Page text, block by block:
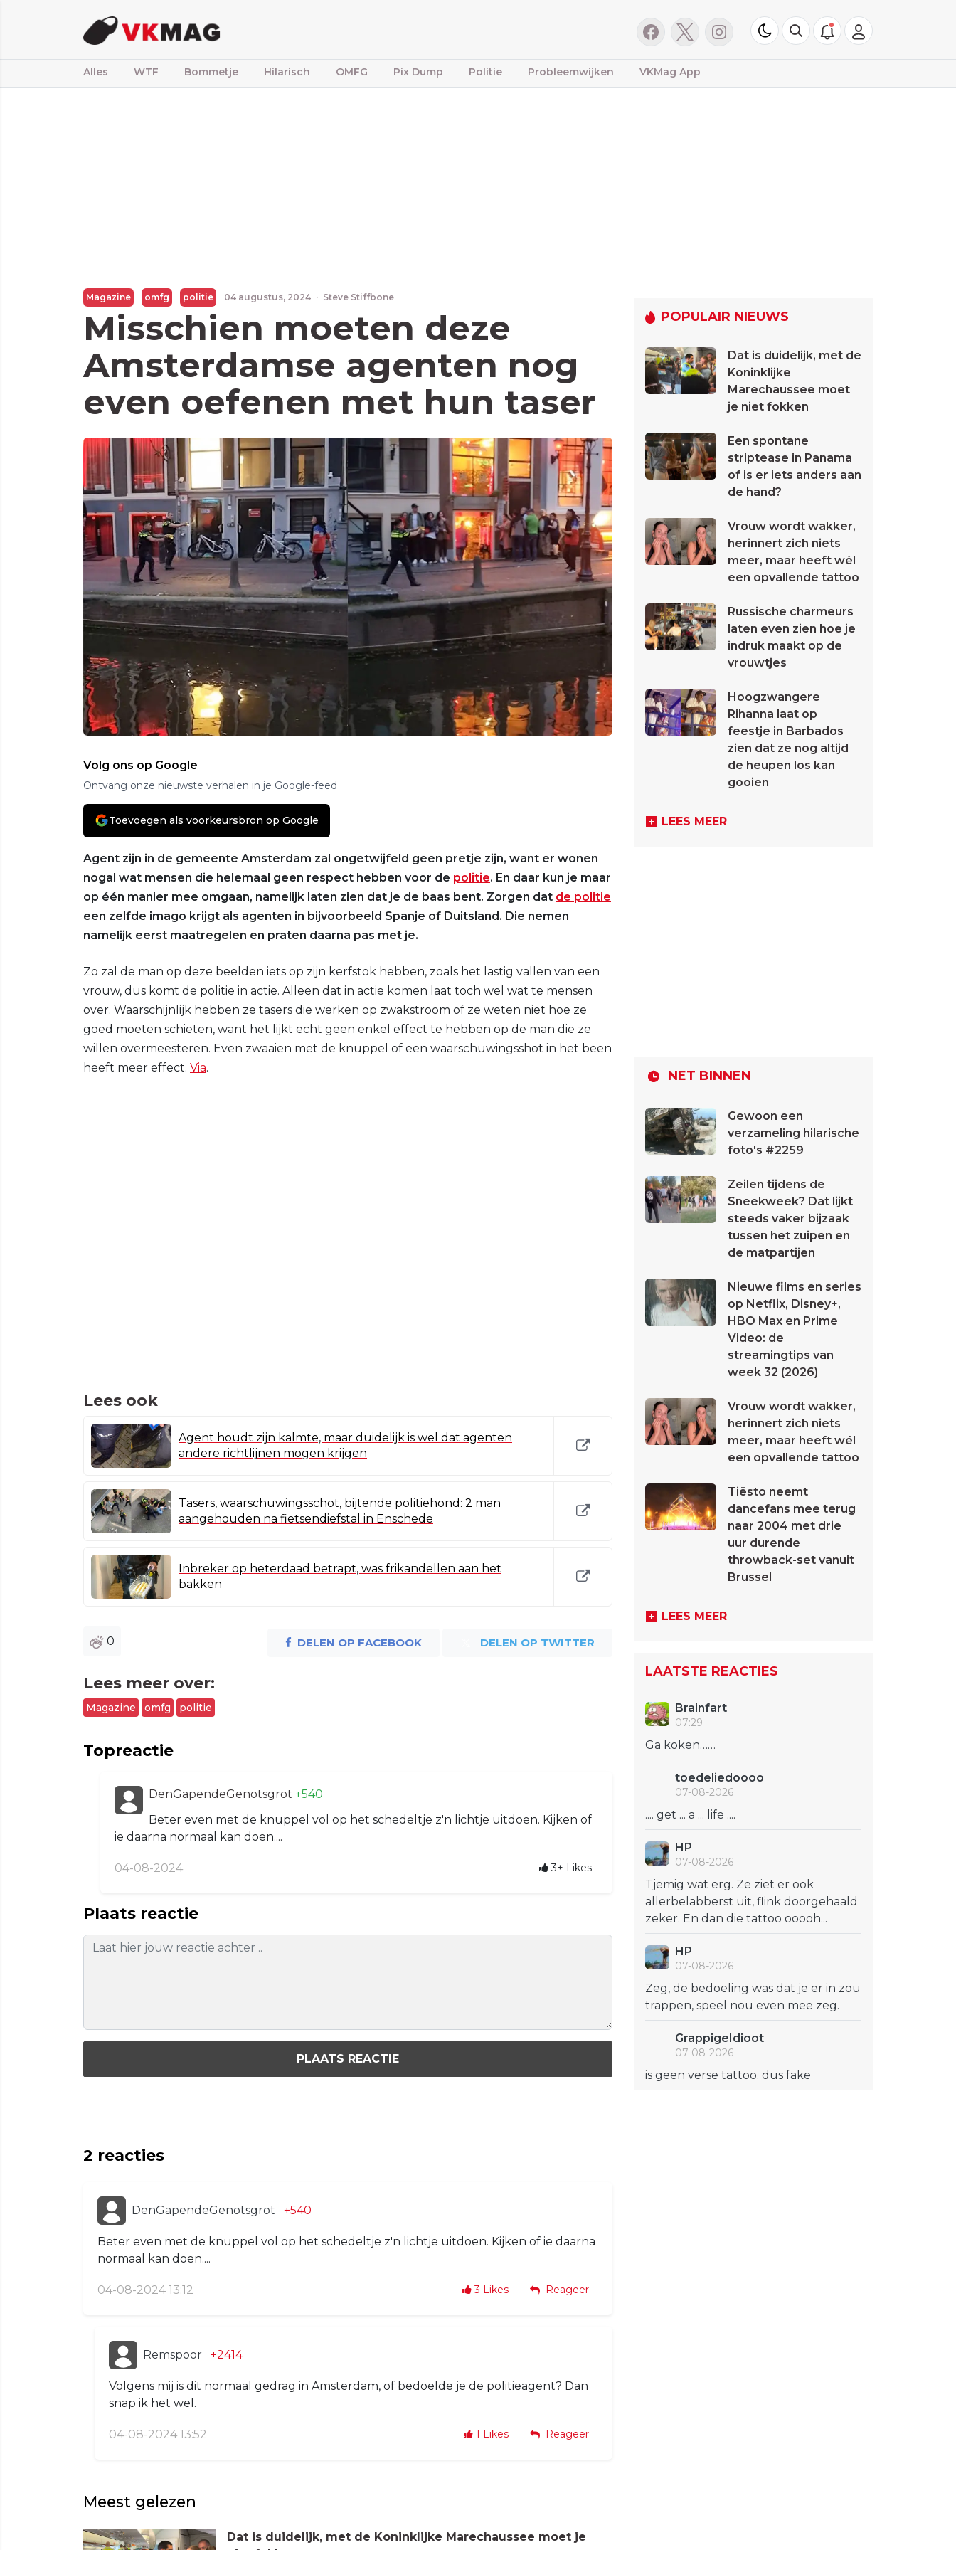
Alles WTF Bommetje Hilarisch OMFG Pix Dump Politie Probleemwijken VKMag App
Magazine omfg politie 04 augustus, 2024 · Steve Stiffbone
Misschien moeten deze
Amsterdamse agenten nog
even oefenen met hun taser
Volg ons op Google
Ontvang onze nieuwste verhalen in je Google-feed
Toevoegen als voorkeursbron op Google
Agent zijn in de gemeente Amsterdam zal ongetwijfeld geen pretje zijn, want er wonen
nogal wat mensen die helemaal geen respect hebben voor de politie. En daar kun je maar
op één manier mee omgaan, namelijk laten zien dat je de baas bent. Zorgen dat de politie
een zelfde imago krijgt als agenten in bijvoorbeeld Spanje of Duitsland. Die nemen
namelijk eerst maatregelen en praten daarna pas met je.
Zo zal de man op deze beelden iets op zijn kerfstok hebben, zoals het lastig vallen van een
vrouw, dus komt de politie in actie. Alleen dat in actie komen laat toch wel wat te mensen
over. Waarschijnlijk hebben ze tasers die werken op zwakstroom of ze weten niet hoe ze
goed moeten schieten, want het lijkt echt geen enkel effect te hebben op de man die ze
willen overmeesteren. Even zwaaien met de knuppel of een waarschuwingsshot in het been
heeft meer effect. Via.
Lees ook
Agent houdt zijn kalmte, maar duidelijk is wel dat agenten
andere richtlijnen mogen krijgen
Tasers, waarschuwingsschot, bijtende politiehond: 2 man
aangehouden na fietsendiefstal in Enschede
Inbreker op heterdaad betrapt, was frikandellen aan het
bakken
0 DELEN OP FACEBOOK DELEN OP TWITTER
Lees meer over:
Magazine omfg politie
Topreactie
DenGapendeGenotsgrot +540
Beter even met de knuppel vol op het schedeltje z'n lichtje uitdoen. Kijken of
ie daarna normaal kan doen....
04-08-2024 3+ Likes
Plaats reactie
PLAATS REACTIE
2 reacties
DenGapendeGenotsgrot +540
Beter even met de knuppel vol op het schedeltje z'n lichtje uitdoen. Kijken of ie daarna
normaal kan doen....
04-08-2024 13:12 3 Likes Reageer
Remspoor +2414
Volgens mij is dit normaal gedrag in Amsterdam, of bedoelde je de politieagent? Dan
snap ik het wel.
04-08-2024 13:52 1 Likes Reageer
Meest gelezen
Dat is duidelijk, met de Koninklijke Marechaussee moet je
POPULAIR NIEUWS
Dat is duidelijk, met de
Koninklijke
Marechaussee moet
je niet fokken
Een spontane
striptease in Panama
of is er iets anders aan
de hand?
Vrouw wordt wakker,
herinnert zich niets
meer, maar heeft wél
een opvallende tattoo
Russische charmeurs
laten even zien hoe je
indruk maakt op de
vrouwtjes
Hoogzwangere
Rihanna laat op
feestje in Barbados
zien dat ze nog altijd
de heupen los kan
gooien
LEES MEER
NET BINNEN
Gewoon een
verzameling hilarische
foto's #2259
Zeilen tijdens de
Sneekweek? Dat lijkt
steeds vaker bijzaak
tussen het zuipen en
de matpartijen
Nieuwe films en series
op Netflix, Disney+,
HBO Max en Prime
Video: de
streamingtips van
week 32 (2026)
Vrouw wordt wakker,
herinnert zich niets
meer, maar heeft wél
een opvallende tattoo
Tiësto neemt
dancefans mee terug
naar 2004 met drie
uur durende
throwback-set vanuit
Brussel
LEES MEER
LAATSTE REACTIES
Brainfart
07:29
Ga koken……
toedeliedoooo
07-08-2026
.... get ... a ... life ....
HP
07-08-2026
Tjemig wat erg. Ze ziet er ook
allerbelabberst uit, flink doorgehaald
zeker. En dan die tattoo ooooh...
HP
07-08-2026
Zeg, de bedoeling was dat je er in zou
trappen, speel nou even mee zeg.
GrappigeIdioot
07-08-2026
is geen verse tattoo. dus fake